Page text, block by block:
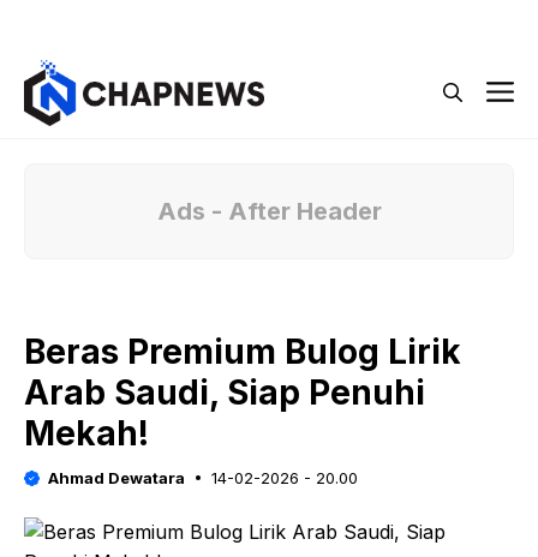
Ads - After Header
Beras Premium Bulog Lirik
Arab Saudi, Siap Penuhi
Mekah!
Ahmad Dewatara 14-02-2026 - 20.00